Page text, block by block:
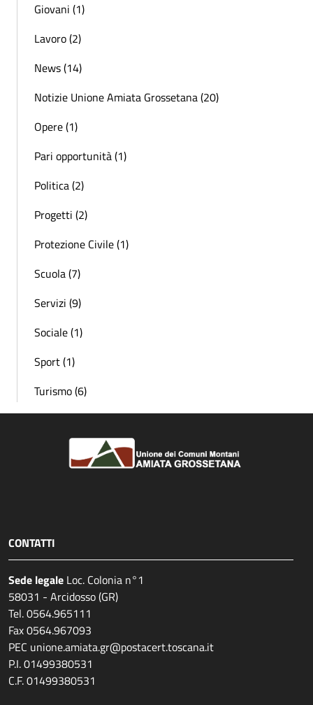
Giovani (1)
Lavoro (2)
News (14)
Notizie Unione Amiata Grossetana (20)
Opere (1)
Pari opportunità (1)
Politica (2)
Progetti (2)
Protezione Civile (1)
Scuola (7)
Servizi (9)
Sociale (1)
Sport (1)
Turismo (6)
CONTATTI
Sede legale Loc. Colonia n°1
58031 - Arcidosso (GR)
Tel. 0564.965111
Fax 0564.967093
PEC unione.amiata.gr@postacert.toscana.it
P.I. 01499380531
C.F. 01499380531